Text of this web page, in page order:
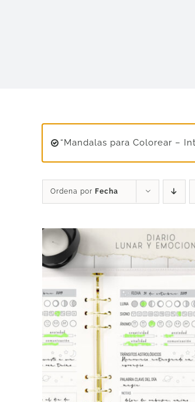
“Mandalas para Colorear –
Ordena por Fecha